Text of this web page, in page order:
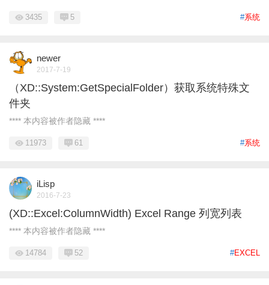
#系统
3435 5
newer
2017-7-19
（XD::System:GetSpecialFolder）获取系统特殊文
件夹
**** 本内容被作者隐藏 ****
#系统
11973 61
iLisp
2016-7-23
(XD::Excel:ColumnWidth) Excel Range 列宽列表
**** 本内容被作者隐藏 ****
#EXCEL
14784 52